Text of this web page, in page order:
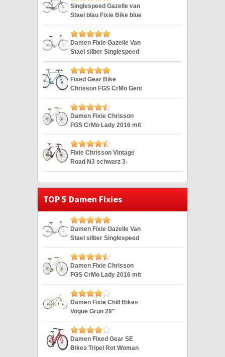
Singlespeed Gazelle van
Stael blau Fixie Bike blue
28″
Damen Fixie Gazelle Van
Stael silber Singlespeed
Silver 28″
Fixed Gear Bike
Chrisson FGS CrMo Gent
blau Duomatic 28″
Damen Fixie Chrisson
FGS CrMo Lady 2016 mit
2G weiss 28″
Fixie Chrisson Vintage
Road N3 schwarz 3-
Gang 28″
TOP 5 Damen Fixies
Damen Fixie Gazelle Van
Stael silber Singlespeed
Silver 28″
Damen Fixie Chrisson
FGS CrMo Lady 2016 mit
2G weiss 28″
Damen Fixie Chill Bikes
Vogue Grün 28″
Damen Fixed Gear SE
Bikes Tripel Rot Woman